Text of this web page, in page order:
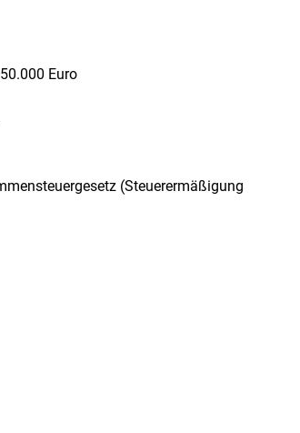
Euro
(Steuerermäßigung